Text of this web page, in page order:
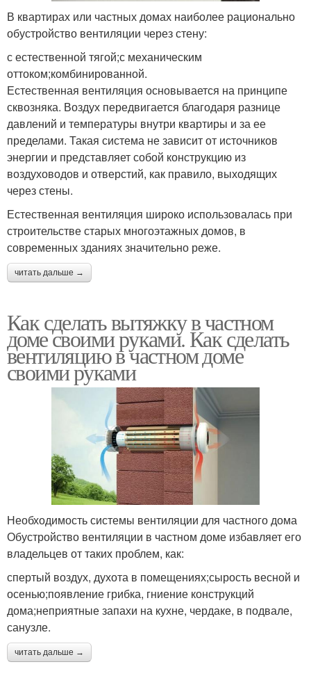
В квартирах или частных домах наиболее рационально
обустройство вентиляции через стену:
с естественной тягой;с механическим
оттоком;комбинированной.
Естественная вентиляция основывается на принципе
сквозняка. Воздух передвигается благодаря разнице
давлений и температуры внутри квартиры и за ее
пределами. Такая система не зависит от источников
энергии и представляет собой конструкцию из
воздуховодов и отверстий, как правило, выходящих
через стены.
Естественная вентиляция широко использовалась при
строительстве старых многоэтажных домов, в
современных зданиях значительно реже.
читать дальше →
Как сделать вытяжку в частном
доме своими руками. Как сделать
вентиляцию в частном доме
своими руками
Необходимость системы вентиляции для частного дома
Обустройство вентиляции в частном доме избавляет его
владельцев от таких проблем, как:
спертый воздух, духота в помещениях;сырость весной и
осенью;появление грибка, гниение конструкций
дома;неприятные запахи на кухне, чердаке, в подвале,
санузле.
читать дальше →